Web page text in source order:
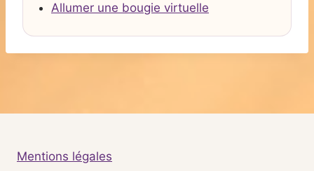
Allumer une bougie virtuelle
Mentions légales